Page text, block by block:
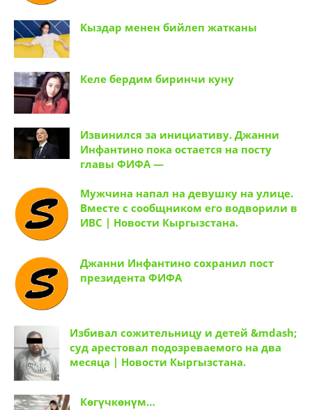
Кыздар менен бийлеп жатканы
Келе бердим биринчи куну
Извинился за инициативу. Джанни
Инфантино пока остается на посту
главы ФИФА —
Мужчина напал на девушку на улице.
Вместе с сообщником его водворили в
ИВС | Новости Кыргызстана.
Джанни Инфантино сохранил пост
президента ФИФА
Избивал сожительницу и детей &mdash;
суд арестовал подозреваемого на два
месяца | Новости Кыргызстана.
Көгүчкөнүм…